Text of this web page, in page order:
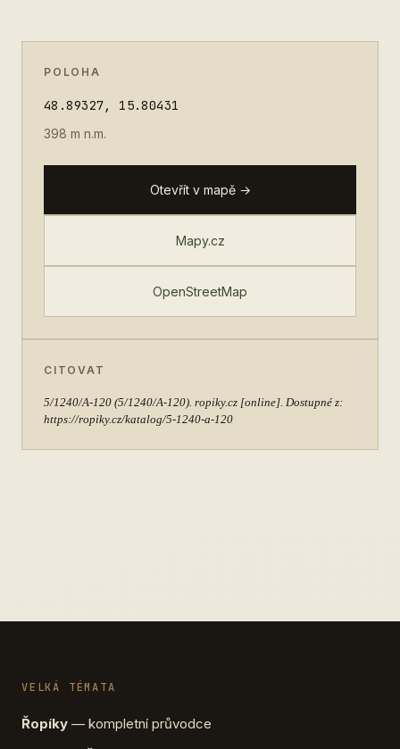
POLOHA
48.89327, 15.80431
398 m n.m.
Otevřít v mapě →
Mapy.cz
OpenStreetMap
CITOVAT
5/1240/A-120 (5/1240/A-120). ropiky.cz [online]. Dostupné z:
https://ropiky.cz/katalog/5-1240-a-120
VELKÁ TÉMATA
Řopíky — kompletní průvodce